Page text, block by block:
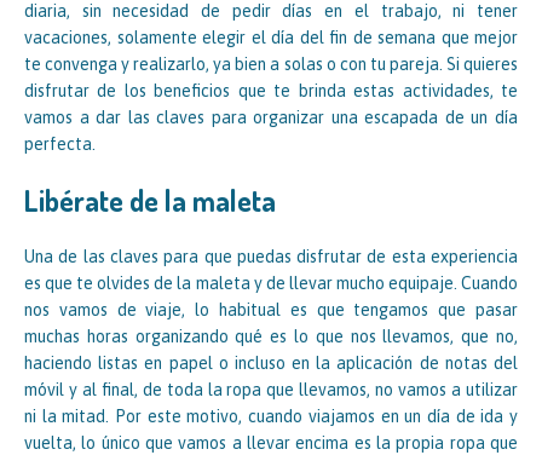
diaria, sin necesidad de pedir días en el trabajo, ni tener
vacaciones, solamente elegir el día del fin de semana que mejor
te convenga y realizarlo, ya bien a solas o con tu pareja. Si quieres
disfrutar de los beneficios que te brinda estas actividades, te
vamos a dar las claves para organizar una escapada de un día
perfecta.
Libérate de la maleta
Una de las claves para que puedas disfrutar de esta experiencia
es que te olvides de la maleta y de llevar mucho equipaje. Cuando
nos vamos de viaje, lo habitual es que tengamos que pasar
muchas horas organizando qué es lo que nos llevamos, que no,
haciendo listas en papel o incluso en la aplicación de notas del
móvil y al final, de toda la ropa que llevamos, no vamos a utilizar
ni la mitad. Por este motivo, cuando viajamos en un día de ida y
vuelta, lo único que vamos a llevar encima es la propia ropa que